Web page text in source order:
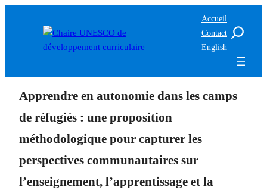
Accueil
Contact
English
Apprendre en autonomie dans les camps
de réfugiés : une proposition
méthodologique pour capturer les
perspectives communautaires sur
l’enseignement, l’apprentissage et la